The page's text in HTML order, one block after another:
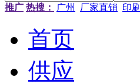
推广 热搜： 广州 厂家直销 印刷
首页
供应